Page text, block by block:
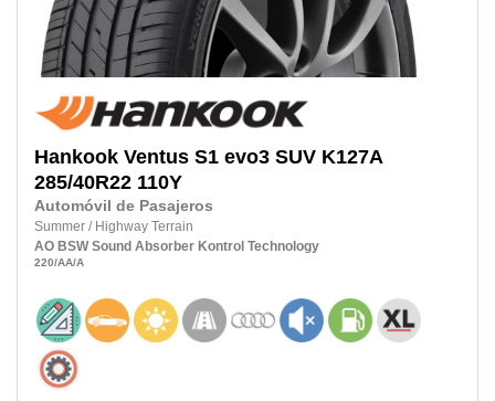
Hankook Ventus S1 evo3 SUV K127A
285/40R22 110Y
Automóvil de Pasajeros
Summer / Highway Terrain
AO BSW Sound Absorber Kontrol Technology
220/AA/A